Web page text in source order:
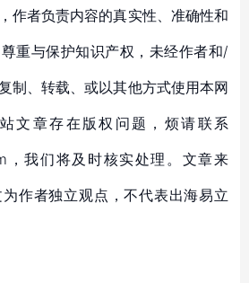
作者负责内容的真实性、准确性和
重与保护知识产权，未经作者和/
制、转载、或以其他方式使用本网
文章存在版权问题，烦请联系
，我们将及时核实处理。文章来
作者独立观点，不代表出海易立